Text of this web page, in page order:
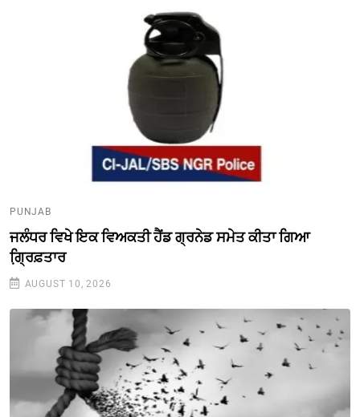
PUNJAB
ਜਲੰਧਰ ਵਿਖੇ ਇਕ ਵਿਅਕਤੀ ਹੈਂਡ ਗ੍ਰਨੇਡ ਸਮੇਤ ਕੀਤਾ ਗਿਆ
ਗ੍ਰਿ਼ਫ਼ਤਾਰ
AUGUST 10, 2026